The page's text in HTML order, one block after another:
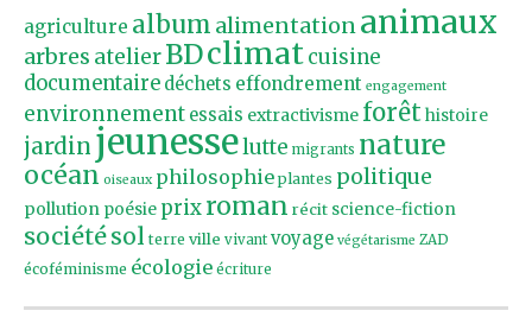
agriculture album alimentationanimaux
arbres atelierBDclimatcuisine
documentaire déchets effondrement engagement
environnement essais extractivisme forêthistoire
jardin jeunesselutte migrants nature
océan oiseaux philosophie plantes politique
pollution poésie prixroman récit science-fiction
sociétésol terre ville vivant voyage végétarisme ZAD
écoféminisme écologie écriture